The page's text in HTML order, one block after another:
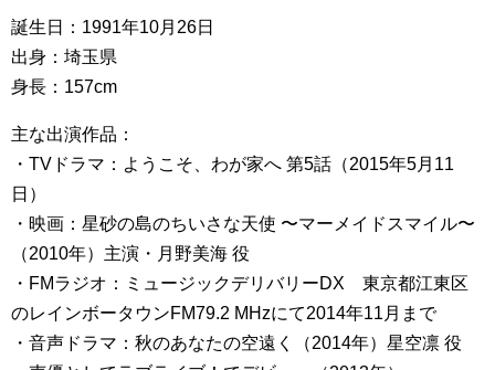
誕生日：1991年10月26日
出身：埼玉県
身長：157cm
主な出演作品：
・TVドラマ：ようこそ、わが家へ 第5話（2015年5月11
日）
・映画：星砂の島のちいさな天使 〜マーメイドスマイル〜
（2010年）主演・月野美海 役
・FMラジオ：ミュージックデリバリーDX 東京都江東区
のレインボータウンFM79.2 MHzにて2014年11月まで
・音声ドラマ：秋のあなたの空遠く（2014年）星空凛 役